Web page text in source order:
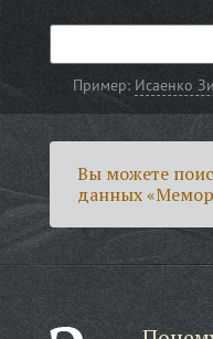
Пример: Исаенко
Вы можете
данных